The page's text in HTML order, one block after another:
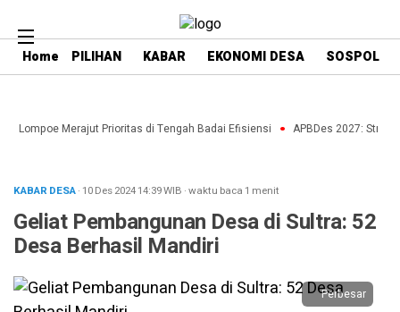
Home PILIHAN KABAR EKONOMI DESA SOSPOL
Lompoe Merajut Prioritas di Tengah Badai Efisiensi APBDes 2027:
KABAR DESA· 10 Des 202414:39WIB ·waktu baca 1 menit
Geliat Pembangunan Desa di Sultra: 52
Desa Berhasil Mandiri
Perbesar